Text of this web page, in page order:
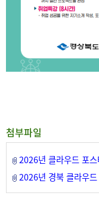
첨부파일
2026년 클라우드 포
2026년 경북 클라우